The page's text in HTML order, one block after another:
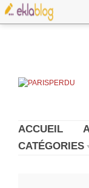
ACCUEIL
CATÉGORIES